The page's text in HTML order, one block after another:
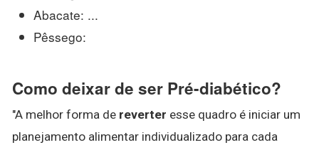
Abacate: ...
Pêssego:
Como deixar de ser Pré-diabético?
"A melhor forma de reverter esse quadro é iniciar um
planejamento alimentar individualizado para cada